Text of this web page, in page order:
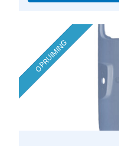
OPRUIMING